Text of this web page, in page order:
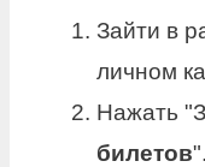
Зайти в
личном
Нажать
билетов".